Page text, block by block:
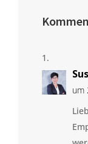
um